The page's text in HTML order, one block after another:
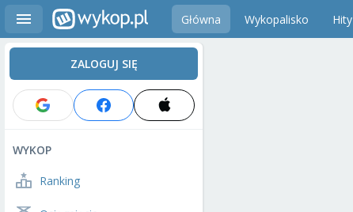
Główna Wykopalisko Hity
ZALOGUJ SIĘ
WYKOP
Ranking